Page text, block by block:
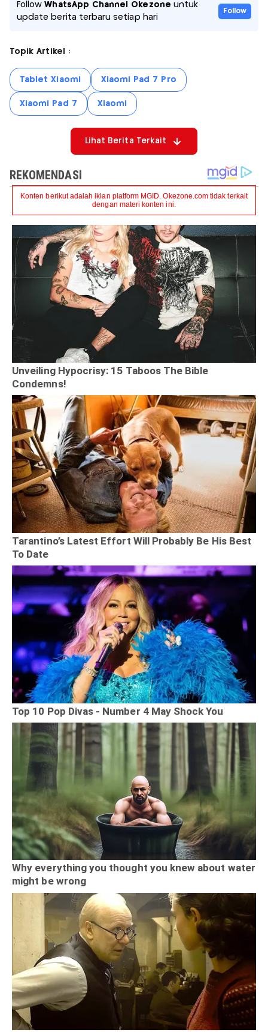
FollowWhatsApp Channel Okezone untuk
update berita terbaru setiap hari
Follow
Topik Artikel :
Tablet Xiaomi Xiaomi Pad 7 Pro
Xiaomi Pad 7 Xiaomi
Lihat Berita Terkait